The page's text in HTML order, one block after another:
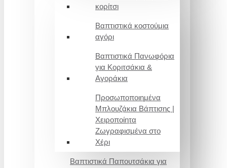
κορίτσι
Βαπτιστικά κοστούμια
αγόρι
Βαπτιστικά Πανωφόρια
για Κοριτσάκια &
Αγοράκια
Προσωποποιημένα
Μπλουζάκια Βάπτισης |
Χειροποίητα
Ζωγραφισμένα στο
Χέρι
Βαπτιστικά Παπουτσάκια για